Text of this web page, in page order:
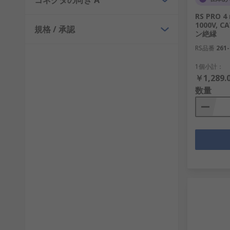
規格 / 承認
RS PRO
1000V,
ン絶縁
RS品番
1個小計：
￥
数量